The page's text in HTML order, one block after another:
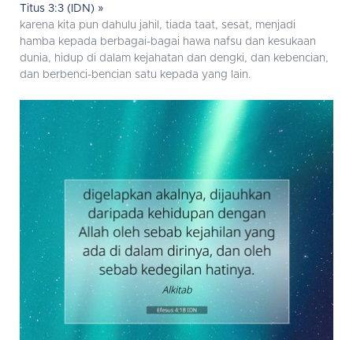
Titus 3:3 (IDN) »
karena kita pun dahulu jahil, tiada taat, sesat, menjadi
hamba kepada berbagai-bagai hawa nafsu dan kesukaan
dunia, hidup di dalam kejahatan dan dengki, dan kebencian,
dan berbenci-bencian satu kepada yang lain.